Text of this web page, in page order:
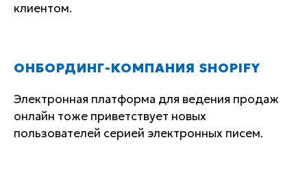
клиентом.
ОНБОРДИНГ-КОМПАНИЯ SHOPIFY
Электронная платформа для ведения продаж
онлайн тоже приветствует новых
пользователей серией электронных писем.